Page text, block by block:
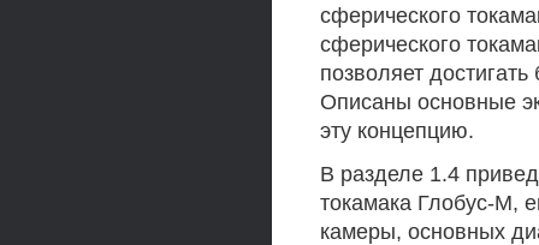
сферического
сферического
позволяет
Описаны основные
эту концепцию.
В разделе 1.4
токамака Глобус-М,
камеры, основных